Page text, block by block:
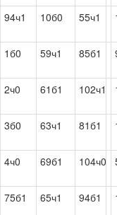
94ч1 10б0 55ч1
1б0 59ч1 85б1
2ч0 61б1 102ч1
3б0 63ч1 81б1
4ч0 69б1 104ч0
75б1 65ч1 94б1